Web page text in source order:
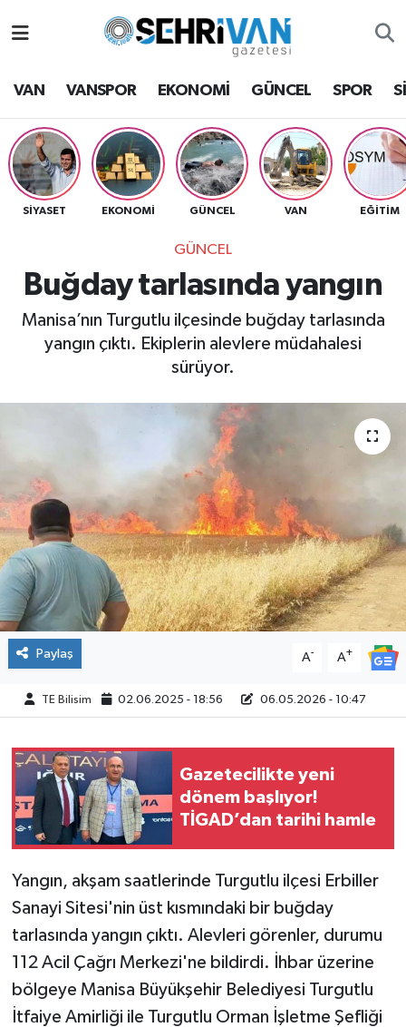
VAN VANSPOR EKONOMİ GÜNCEL SPOR
SİYASET EKONOMİ GÜNCEL VAN EĞİTİM
GÜNCEL
Buğday tarlasında yangın
Manisa’nın Turgutlu ilçesinde buğday tarlasında
yangın çıktı. Ekiplerin alevlere müdahalesi
sürüyor.
Paylaş A- A+
TE Bilisim 02.06.2025 - 18:56 06.05.2026 - 10:47
Gazetecilikte yeni
dönem başlıyor!
TİGAD’dan tarihi hamle
Yangın, akşam saatlerinde Turgutlu ilçesi Erbiller
Sanayi Sitesi'nin üst kısmındaki bir buğday
tarlasında yangın çıktı. Alevleri görenler, durumu
112 Acil Çağrı Merkezi'ne bildirdi. İhbar üzerine
bölgeye Manisa Büyükşehir Belediyesi Turgutlu
İtfaiye Amirliği ile Turgutlu Orman İşletme Şefliği
Van Hava Durumu
VAN Namaz Vakitleri
Van Trafik Yoğunluk Haritası
Süper Lig Puan Durumu ve Fikstür
Tüm Manşetler
Son Dakika Haberleri